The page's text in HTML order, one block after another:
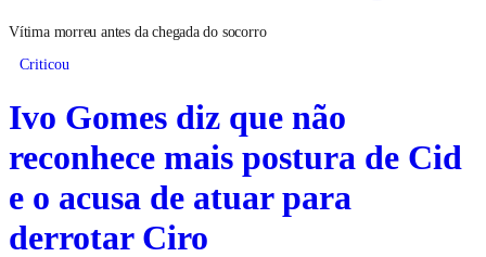
Vítima morreu antes da chegada do socorro
Criticou
Ivo Gomes diz que não
reconhece mais postura de Cid
e o acusa de atuar para
derrotar Ciro